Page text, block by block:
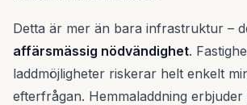
Detta är mer än bara infrastruktur –
affärsmässig nödvändighet.
laddmöjligheter riskerar helt enkelt
efterfrågan. Hemmaladdning erbjuder